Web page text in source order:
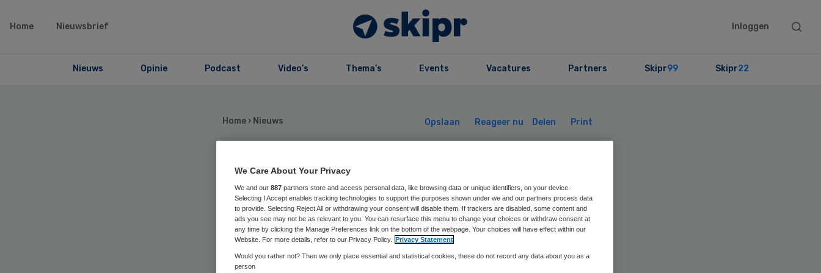
Home Nieuwsbrief Inloggen
Search
Nieuws Opinie Podcast Video’s Thema’s Events Vacatures Partners Skipr99 Skipr22
Home › Nieuws Opslaan Reageer nu Delen Print
SP neemt kersverse
zorgminister Bruins
onder vuur
We Care About Your Privacy
We and our 887 partners store and access personal data, like browsing data or unique identifiers, on your device.
Selecting I Accept enables tracking technologies to support the purposes shown under we and our partners process data
to provide. Selecting Reject All or withdrawing your consent will disable them. If trackers are disabled, some content and
ads you see may not be as relevant to you. You can resurface this menu to change your choices or withdraw consent at
any time by clicking the Manage Preferences link on the bottom of the webpage. Your choices will have effect within our
Website. For more details, refer to our Privacy Policy. Privacy Statement
Would you rather not? Then we only place essential and statistical cookies, these do not record any data about you as a
person